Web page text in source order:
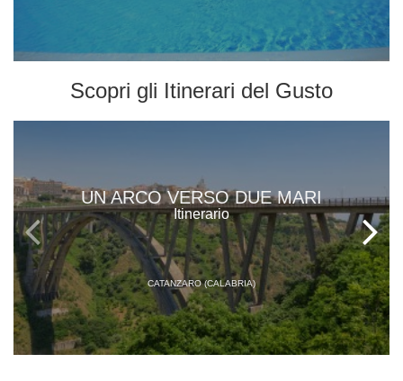
Scopri gli Itinerari del Gusto
UN ARCO VERSO DUE MARI
Itinerario
CATANZARO (CALABRIA)